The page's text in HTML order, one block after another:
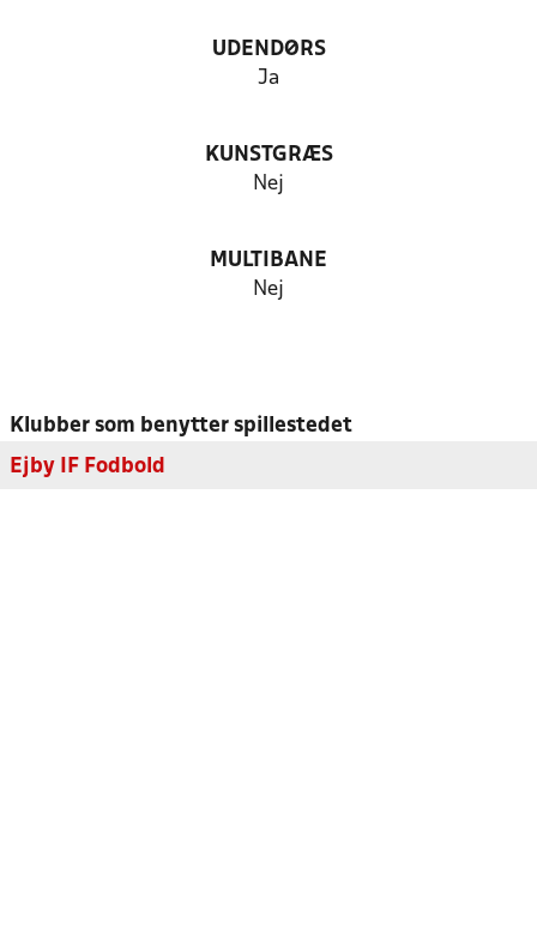
UDENDØRS
Ja
KUNSTGRÆS
Nej
MULTIBANE
Nej
Klubber som benytter spillestedet
Ejby IF Fodbold